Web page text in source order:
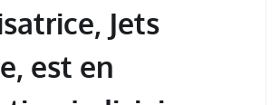
Jets
est en